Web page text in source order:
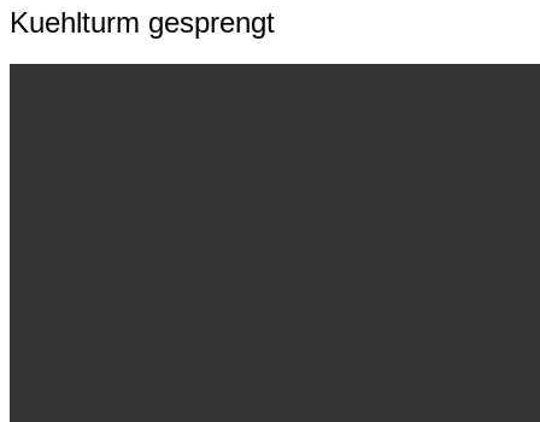
Kuehlturm gesprengt